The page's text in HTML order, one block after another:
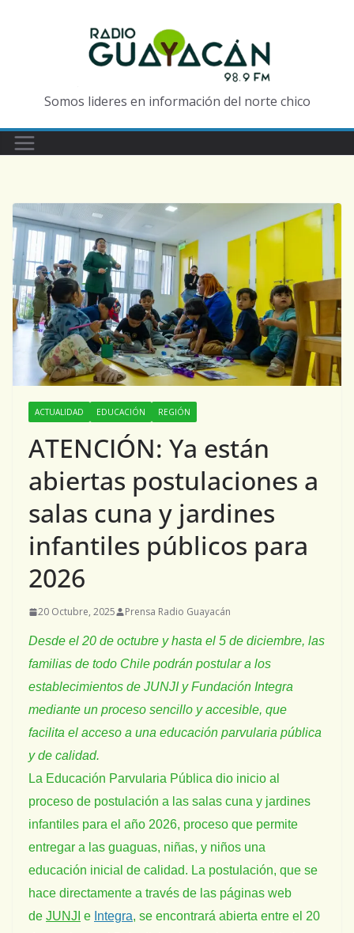
Somos lideres en información del norte chico
ACTUALIDAD EDUCACIÓN REGIÓN
ATENCIÓN: Ya están
abiertas postulaciones a
salas cuna y jardines
infantiles públicos para
2026
20 Octubre, 2025 Prensa Radio Guayacán
Desde el 20 de octubre y hasta el 5 de diciembre, las
familias de todo Chile podrán postular a los
establecimientos de JUNJI y Fundación Integra
mediante un proceso sencillo y accesible, que
facilita el acceso a una educación parvularia pública
y de calidad.
La Educación Parvularia Pública dio inicio al
proceso de postulación a las salas cuna y jardines
infantiles para el año 2026, proceso que permite
entregar a las guaguas, niñas, y niños una
educación inicial de calidad. La postulación, que se
hace directamente a través de las páginas web
de JUNJI e Integra, se encontrará abierta entre el 20